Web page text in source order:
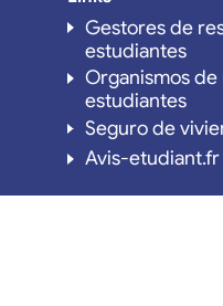
Gestores de
estudiantes
Organismos
estudiantes
Seguro de
Avis-etudiant.fr